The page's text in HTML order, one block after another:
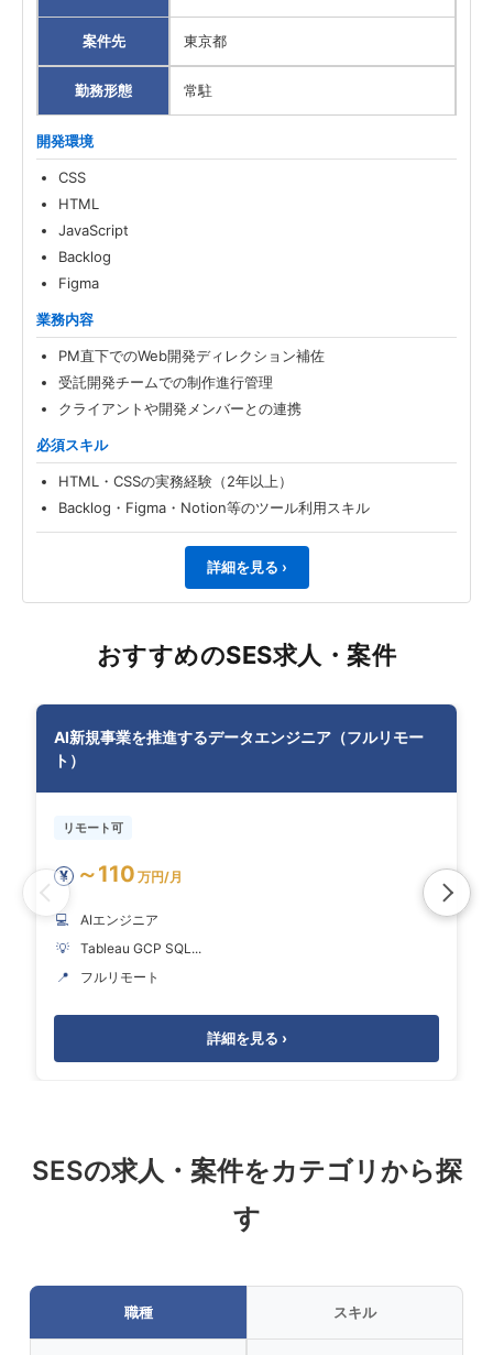
案件先 東京都
勤務形態 常駐
開発環境
CSS
HTML
JavaScript
Backlog
Figma
業務内容
PM直下でのWeb開発ディレクション補佐
受託開発チームでの制作進行管理
クライアントや開発メンバーとの連携
必須スキル
HTML・CSSの実務経験（2年以上）
Backlog・Figma・Notion等のツール利用スキル
詳細を見る ›
おすすめのSES求人・案件
AI新規事業を推進するデータエンジニア（フルリモー
ト）
リモート可
¥ ～110 万円/月
💻
AIエンジニア
💡
Tableau GCP SQL...
📍
フルリモート
詳細を見る ›
SESの求人・案件をカテゴリから探
す
職種 スキル